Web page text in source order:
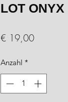
LOT ONYX
€ 19,00Preis
Anzahl *